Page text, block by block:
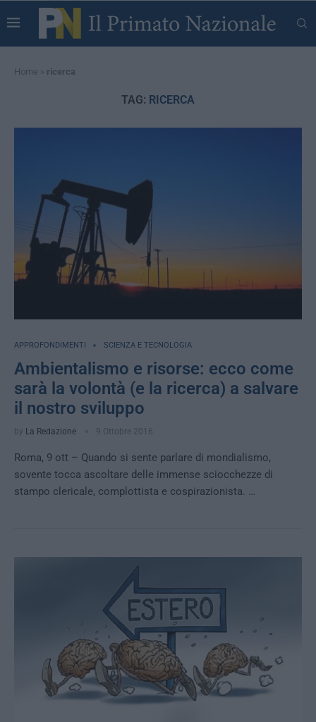
Home » ricerca
TAG: RICERCA
APPROFONDIMENTI SCIENZA E TECNOLOGIA
Ambientalismo e risorse: ecco come
sarà la volontà (e la ricerca) a salvare
il nostro sviluppo
by La Redazione 9 Ottobre 2016
Roma, 9 ott – Quando si sente parlare di mondialismo,
sovente tocca ascoltare delle immense sciocchezze di
stampo clericale, complottista e cospirazionista. …